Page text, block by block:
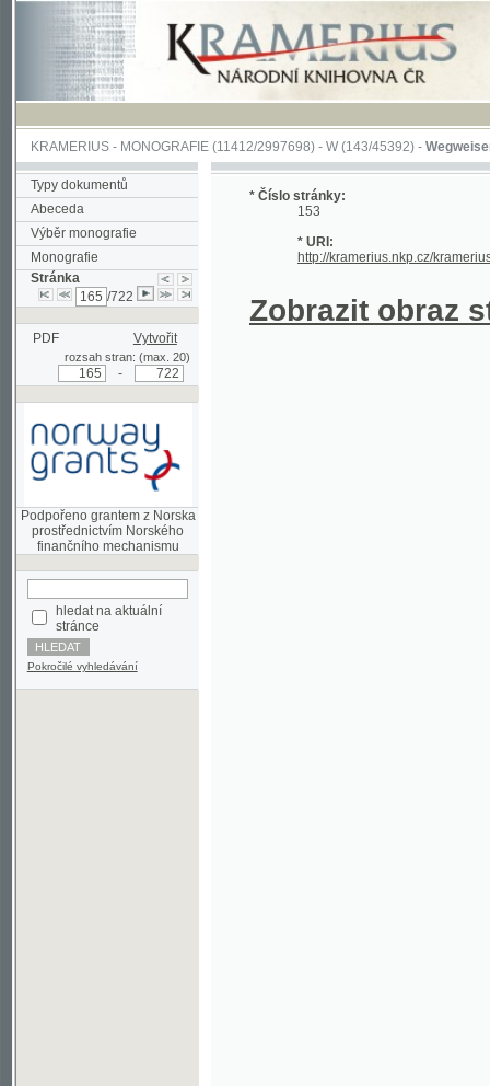
KRAMERIUS-MONOGRAFIE(11412/2997698) -W (143/45392)-Wegweiser durch
Typy dokumentů
Abeceda
Výběr monografie
Monografie
Stránka
/722
PDF Vytvořit
rozsah stran: (max. 20)
Podpořeno grantem z Norska
prostřednictvím Norského
hledat na aktuální
stránce
Pokročilé vyhledávání
* Číslo stránky:
153
* URI:
http://kramerius.nkp.cz/kramerius/